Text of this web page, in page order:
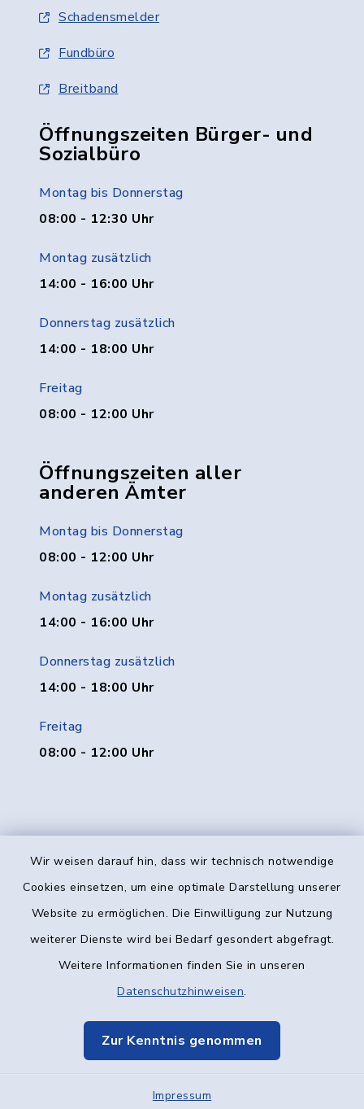
Wir weisen darauf hin, dass wir technisch notwendige
Cookies einsetzen, um eine optimale Darstellung unserer
Website zu ermöglichen. Die Einwilligung zur Nutzung
weiterer Dienste wird bei Bedarf gesondert abgefragt.
Weitere Informationen finden Sie in unseren
Datenschutzhinweisen.
Zur Kenntnis genommen
Impressum
Schadensmelder
Fundbüro
Breitband
Öffnungszeiten Bürger- und
Sozialbüro
Montag bis Donnerstag
08:00 - 12:30 Uhr
Montag zusätzlich
14:00 - 16:00 Uhr
Donnerstag zusätzlich
14:00 - 18:00 Uhr
Freitag
08:00 - 12:00 Uhr
Öffnungszeiten aller
anderen Ämter
Montag bis Donnerstag
08:00 - 12:00 Uhr
Montag zusätzlich
14:00 - 16:00 Uhr
Donnerstag zusätzlich
14:00 - 18:00 Uhr
Freitag
08:00 - 12:00 Uhr
Kontakt
Datenschutz
Elektronische Kommunikation
Sitemap